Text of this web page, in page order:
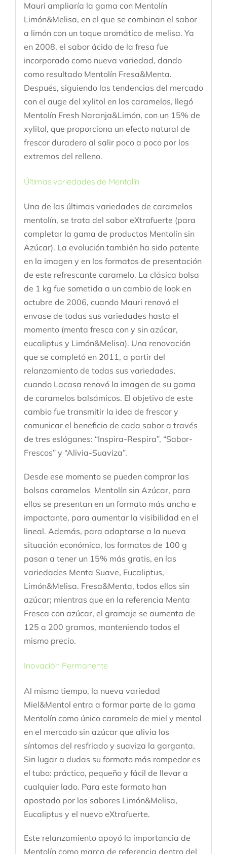
Mauri ampliaría la gama con Mentolín
Limón&Melisa, en el que se combinan el sabor
a limón con un toque aromático de melisa. Ya
en 2008, el sabor ácido de la fresa fue
incorporado como nueva variedad, dando
como resultado Mentolín Fresa&Menta.
Después, siguiendo las tendencias del mercado
con el auge del xylitol en los caramelos, llegó
Mentolín Fresh Naranja&Limón, con un 15% de
xylitol, que proporciona un efecto natural de
frescor duradero al salir poco a poco por los
extremos del relleno.
Últimas variedades de Mentolín
Una de las últimas variedades de caramelos
mentolín, se trata del sabor eXtrafuerte (para
completar la gama de productos Mentolín sin
Azúcar). La evolución también ha sido patente
en la imagen y en los formatos de presentación
de este refrescante caramelo. La clásica bolsa
de 1 kg fue sometida a un cambio de look en
octubre de 2006, cuando Mauri renovó el
envase de todas sus variedades hasta el
momento (menta fresca con y sin azúcar,
eucaliptus y Limón&Melisa). Una renovación
que se completó en 2011, a partir del
relanzamiento de todas sus variedades,
cuando Lacasa renovó la imagen de su gama
de caramelos balsámicos. El objetivo de este
cambio fue transmitir la idea de frescor y
comunicar el beneficio de cada sabor a través
de tres eslóganes: “Inspira-Respira”, “Sabor-
Frescos” y “Alivia-Suaviza”.
Desde ese momento se pueden comprar las
bolsas caramelos Mentolín sin Azúcar, para
ellos se presentan en un formato más ancho e
impactante, para aumentar la visibilidad en el
lineal. Además, para adaptarse a la nueva
situación económica, los formatos de 100 g
pasan a tener un 15% más gratis, en las
variedades Menta Suave, Eucaliptus,
Limón&Melisa. Fresa&Menta, todos ellos sin
azúcar; mientras que en la referencia Menta
Fresca con azúcar, el gramaje se aumenta de
125 a 200 gramos, manteniendo todos el
mismo precio.
Inovación Permanente
Al mismo tiempo, la nueva variedad
Miel&Mentol entra a formar parte de la gama
Mentolín como único caramelo de miel y mentol
en el mercado sin azúcar que alivia los
síntomas del resfriado y suaviza la garganta.
Sin lugar a dudas su formato más rompedor es
el tubo: práctico, pequeño y fácil de llevar a
cualquier lado. Para este formato han
apostado por los sabores Limón&Melisa,
Eucaliptus y el nuevo eXtrafuerte.
Este relanzamiento apoyó la importancia de
Mentolín como marca de referencia dentro del